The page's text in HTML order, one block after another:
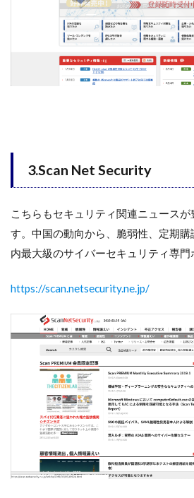
3.Scan Net Security
こちらもセキュリティ関連ニュース
す。中国の動向から、脆弱性、定期
内最大級のサイバーセキュリティ専門
https://scan.netsecurity.ne.jp/